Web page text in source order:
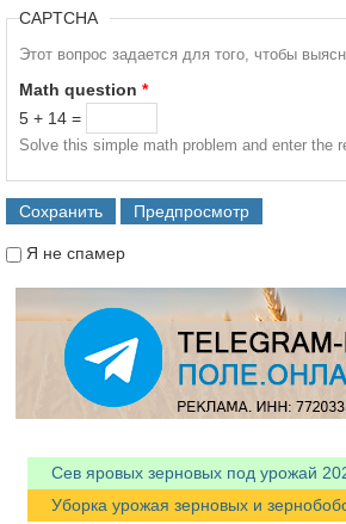
CAPTCHA
Этот вопрос задается для того, чтобы
Math question *
5 + 14 =
Solve this simple math problem and enter the
Я не спамер
Сев яровых зерновых под урожай
Уборка урожая зерновых и